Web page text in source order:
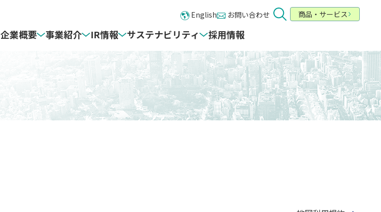
English お問い合わせ 商品・サービス
企業概要
ゼンリンの地図づくり​
ゼンリンについて​
CM情報​
事業紹介
インフラソリューション事業
モビリティソリューション事業
IR情報
最新の決算資料
個人投資家の皆様
サステナビリティ
ライブラリ・データ集
採用情報